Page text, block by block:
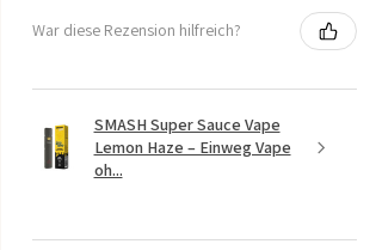
War diese Rezension hilfreich?
SMASH Super Sauce Vape
Lemon Haze – Einweg Vape
oh...